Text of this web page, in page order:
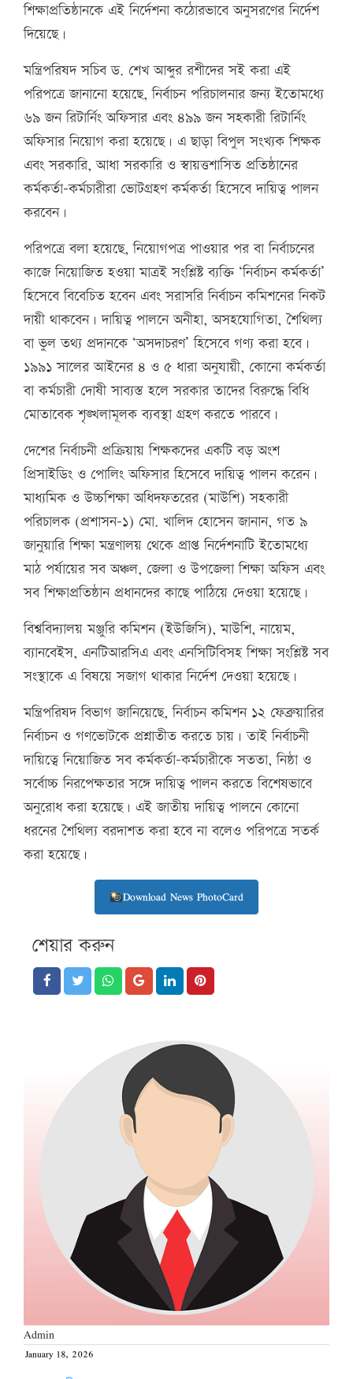
শিক্ষাপ্রতিষ্ঠানকে এই নির্দেশনা কঠোরভাবে অনুসরণের নির্দেশ
দিয়েছে।
মন্ত্রিপরিষদ সচিব ড. শেখ আব্দুর রশীদের সই করা এই
পরিপত্রে জানানো হয়েছে, নির্বাচন পরিচালনার জন্য ইতোমধ্যে
৬৯ জন রিটার্নিং অফিসার এবং ৪৯৯ জন সহকারী রিটার্নিং
অফিসার নিয়োগ করা হয়েছে। এ ছাড়া বিপুল সংখ্যক শিক্ষক
এবং সরকারি, আধা সরকারি ও স্বায়ত্তশাসিত প্রতিষ্ঠানের
কর্মকর্তা-কর্মচারীরা ভোটগ্রহণ কর্মকর্তা হিসেবে দায়িত্ব পালন
করবেন।
পরিপত্রে বলা হয়েছে, নিয়োগপত্র পাওয়ার পর বা নির্বাচনের
কাজে নিয়োজিত হওয়া মাত্রই সংশ্লিষ্ট ব্যক্তি ‘নির্বাচন কর্মকর্তা’
হিসেবে বিবেচিত হবেন এবং সরাসরি নির্বাচন কমিশনের নিকট
দায়ী থাকবেন। দায়িত্ব পালনে অনীহা, অসহযোগিতা, শৈথিল্য
বা ভুল তথ্য প্রদানকে ‘অসদাচরণ’ হিসেবে গণ্য করা হবে।
১৯৯১ সালের আইনের ৪ ও ৫ ধারা অনুযায়ী, কোনো কর্মকর্তা
বা কর্মচারী দোষী সাব্যস্ত হলে সরকার তাদের বিরুদ্ধে বিধি
মোতাবেক শৃঙ্খলামূলক ব্যবস্থা গ্রহণ করতে পারবে।
দেশের নির্বাচনী প্রক্রিয়ায় শিক্ষকদের একটি বড় অংশ
প্রিসাইডিং ও পোলিং অফিসার হিসেবে দায়িত্ব পালন করেন।
মাধ্যমিক ও উচ্চশিক্ষা অধিদফতরের (মাউশি) সহকারী
পরিচালক (প্রশাসন-১) মো. খালিদ হোসেন জানান, গত ৯
জানুয়ারি শিক্ষা মন্ত্রণালয় থেকে প্রাপ্ত নির্দেশনাটি ইতোমধ্যে
মাঠ পর্যায়ের সব অঞ্চল, জেলা ও উপজেলা শিক্ষা অফিস এবং
সব শিক্ষাপ্রতিষ্ঠান প্রধানদের কাছে পাঠিয়ে দেওয়া হয়েছে।
বিশ্ববিদ্যালয় মঞ্জুরি কমিশন (ইউজিসি), মাউশি, নায়েম,
ব্যানবেইস, এনটিআরসিএ এবং এনসিটিবিসহ শিক্ষা সংশ্লিষ্ট সব
সংস্থাকে এ বিষয়ে সজাগ থাকার নির্দেশ দেওয়া হয়েছে।
মন্ত্রিপরিষদ বিভাগ জানিয়েছে, নির্বাচন কমিশন ১২ ফেব্রুয়ারির
নির্বাচন ও গণভোটকে প্রশ্নাতীত করতে চায়। তাই নির্বাচনী
দায়িত্বে নিয়োজিত সব কর্মকর্তা-কর্মচারীকে সততা, নিষ্ঠা ও
সর্বোচ্চ নিরপেক্ষতার সঙ্গে দায়িত্ব পালন করতে বিশেষভাবে
অনুরোধ করা হয়েছে। এই জাতীয় দায়িত্ব পালনে কোনো
ধরনের শৈথিল্য বরদাশত করা হবে না বলেও পরিপত্রে সতর্ক
করা হয়েছে।
Download News PhotoCard
শেয়ার করুন
Admin
Posted
January 18, 2026